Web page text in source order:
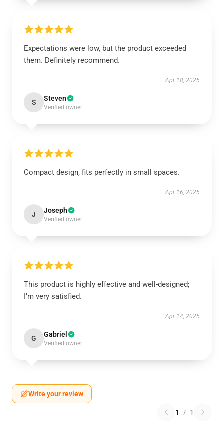
Expectations were low, but the product exceeded
them. Definitely recommend.
Apr 18, 2025
S Steven
Verified owner
Compact design, fits perfectly in small spaces.
Apr 16, 2025
J Joseph
Verified owner
This product is highly effective and well-designed;
I’m very satisfied.
Apr 14, 2025
G Gabriel
Verified owner
Write your review
1 / 1